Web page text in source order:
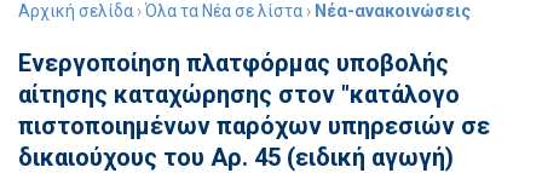
Αρχική σελίδα ›Όλα τα Νέα σε λίστα › Νέα-ανακοινώσεις
Ενεργοποίηση πλατφόρμας υποβολής
αίτησης καταχώρησης στον "κατάλογο
πιστοποιημένων παρόχων υπηρεσιών σε
δικαιούχους του Αρ. 45 (ειδική αγωγή)